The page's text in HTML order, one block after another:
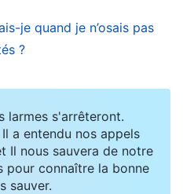
n’omettait pas de
n’était pas non plus
savait pas comment
là, j’ai pensé : « Les
pas Li Yan
que juger sur les
je quand je n’osais pas
?
larmes s'arrêteront.
a entendu nos appels
Il nous sauvera de notre
pour connaître la bonne
sauver.